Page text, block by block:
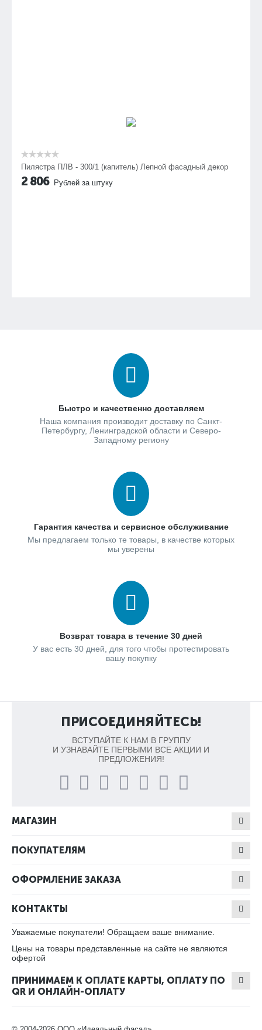
Пилястра ПЛВ - 300/1 (капитель) Лепной фасадный декор
2 806 Рублей за штуку
Быстро и качественно доставляем
Наша компания производит доставку по Санкт-
Петербургу, Ленинградской области и Северо-
Западному региону
Гарантия качества и сервисное обслуживание
Мы предлагаем только те товары, в качестве которых
мы уверены
Возврат товара в течение 30 дней
У вас есть 30 дней, для того чтобы протестировать
вашу покупку
ПРИСОЕДИНЯЙТЕСЬ!
ВСТУПАЙТЕ К НАМ В ГРУППУ
И УЗНАВАЙТЕ ПЕРВЫМИ ВСЕ АКЦИИ И
ПРЕДЛОЖЕНИЯ!
МАГАЗИН
ПОКУПАТЕЛЯМ
ОФОРМЛЕНИЕ ЗАКАЗА
КОНТАКТЫ
Уважаемые покупатели! Обращаем ваше внимание.
Цены на товары представленные на сайте не являются
офертой
ПРИНИМАЕМ К ОПЛАТЕ КАРТЫ, ОПЛАТУ ПО
QR И ОНЛАЙН-ОПЛАТУ